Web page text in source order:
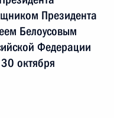
Президента
Белоусовым
Федерации
октября